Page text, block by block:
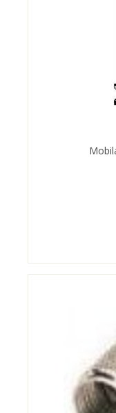
Durchschnittliche